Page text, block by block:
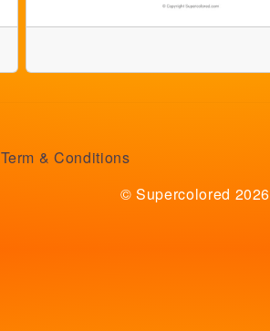
Term & Conditions
© Supercolored 2026